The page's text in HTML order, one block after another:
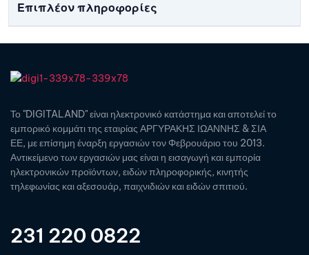
Επιπλέον πληροφορίες
Το "DIGITALAND" είναι ηλεκτρονικό κατάστημα και αποτελεί το
εμπορικό κομμάτι της εταιρίας ΑΡΓΥΡΑΚΗΣ ΙΩΑΝΝΗΣ & ΣΙΑ
ΕΕ, με επίσημη έναρξη εργασιών τον Φεβρουάριο του 2013.
Αντικείμενο των εργασιών μας είναι η εισαγωγή και εμπορία
ηλεκτρονικών προϊόντων, ειδών πληροφορικής, κινητής
τηλεφωνίας και αξεσουάρ, παιχνιδιών και ειδών σπιτιού.
231 220 0822